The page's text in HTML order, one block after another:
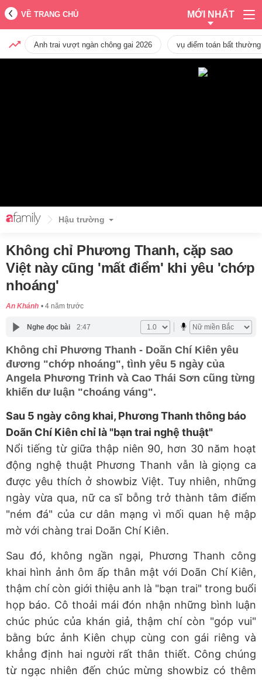
VỀ TRANG CHỦ MỚI NHẤT
Anh trai vượt ngàn chông gai 2026 vụ điểm toán bất
Hậu trường
Không chỉ Phương Thanh, cặp sao
Việt này cũng 'mất điểm' khi yêu 'chớp
nhoáng'
An Khánh 4 năm trước
Nghe đọc bài 2:47
Không chỉ Phương Thanh - Doãn Chí Kiên yêu
đương "chớp nhoáng", tình yêu 5 ngày của
Angela Phương Trinh và Cao Thái Sơn cũng từng
khiến dư luận "choáng váng".
Sau 5 ngày công khai, Phương Thanh thông báo
Doãn Chí Kiên chỉ là "bạn trai nghệ thuật"
Nổi tiếng từ giữa thập niên 90, hơn 30 năm hoạt
động nghệ thuật Phương Thanh vẫn là giọng ca
được yêu thích ở showbiz Việt. Tuy nhiên, những
ngày vừa qua, nữ ca sĩ bỗng trở thành tâm điểm
"ném đá" của cư dân mạng vì mối quan hệ mập
mờ với chàng trai Doãn Chí Kiên.
Sau đó, không ngần ngại, Phương Thanh công
khai hình ảnh ôm ấp thân mật với Doãn Chí Kiên,
thậm chí còn giới thiệu anh là "bạn trai" trong buổi
họp báo. Cô thoải mái đón nhận những bình luận
chúc phúc của khán giả, thậm chí còn "góp vui"
bằng bức ảnh Kiên chụp cùng con gái riêng và
khẳng định hai người rất thân thiết. Công chúng
từ ngạc nhiên đến chúc mừng showbiz có thêm